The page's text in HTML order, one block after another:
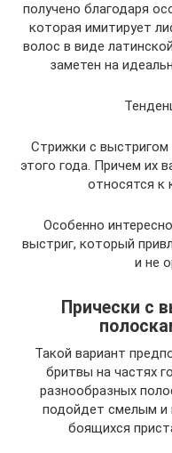
получено благодаря
которая имитирует
волос в виде
заметен на
Стрижки с
этого года. Причем их
относятся к
Особенно
выстриг, который
и не
Прически с
Такой вариант
бритвы на частях
разнообразных
подойдет смелым и
боящихся